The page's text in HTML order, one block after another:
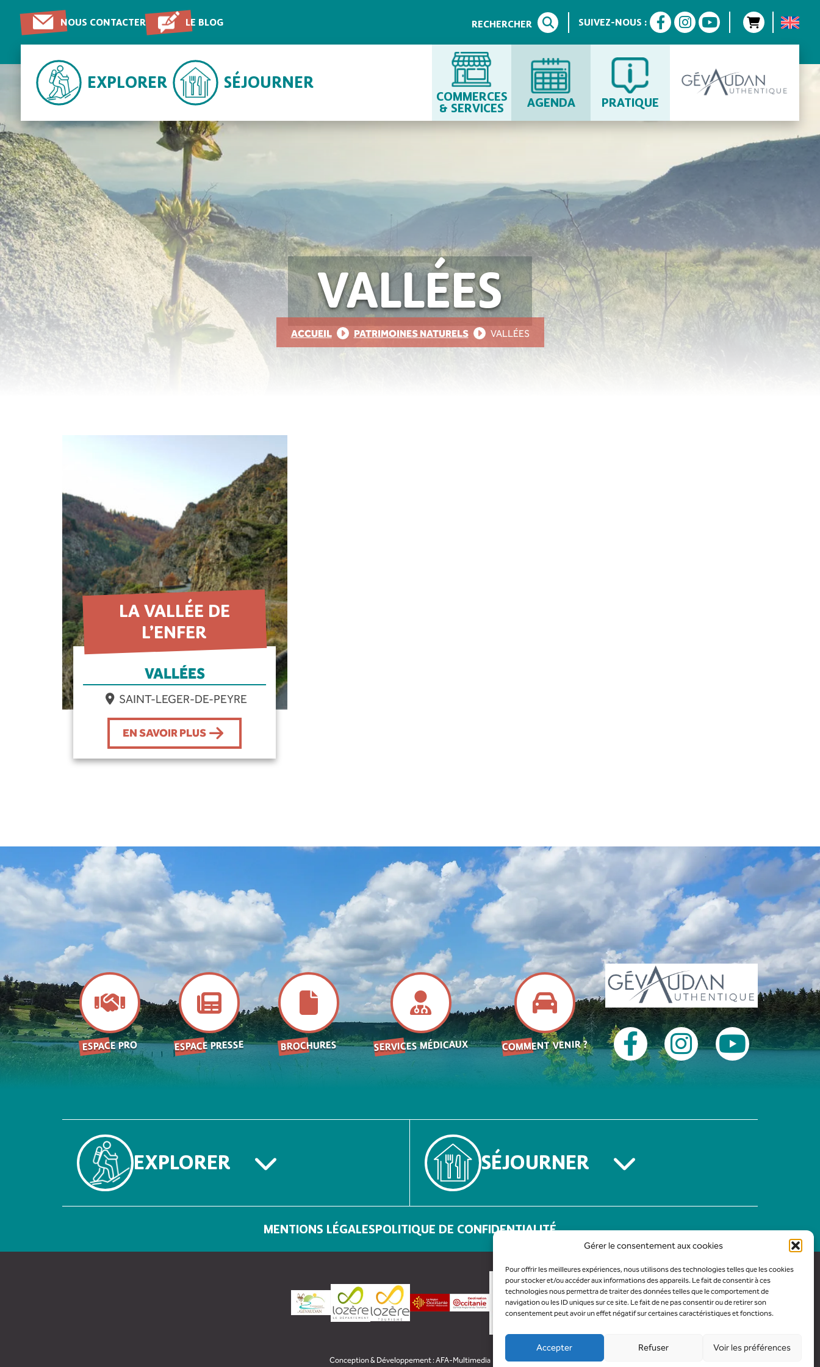
Gérer le consentement aux cookies
Pour offrir les meilleures expériences, nous utilisons des technologies telles que les cookies
pour stocker et/ou accéder aux informations des appareils. Le fait de consentir à ces
technologies nous permettra de traiter des données telles que le comportement de
navigation ou les ID uniques sur ce site. Le fait de ne pas consentir ou de retirer son
consentement peut avoir un effet négatif sur certaines caractéristiques et fonctions.
Accepter Refuser Voir les préférences
NOUS CONTACTER LE BLOG RECHERCHER SUIVEZ-NOUS :
EXPLORER SÉJOURNER
COMMERCES
& SERVICES AGENDA PRATIQUE
VALLÉES
ACCUEIL PATRIMOINES NATURELS VALLÉES
LA VALLÉE DE
L’ENFER
VALLÉES
SAINT-LEGER-DE-PEYRE
EN SAVOIR PLUS
ESPACE PRO ESPACE PRESSE BROCHURES SERVICES MÉDICAUX COMMENT VENIR ?
EXPLORER SÉJOURNER
MENTIONS LÉGALESPOLITIQUE DE CONFIDENTIALITÉ
Conception & Développement :AFA-Multimedia